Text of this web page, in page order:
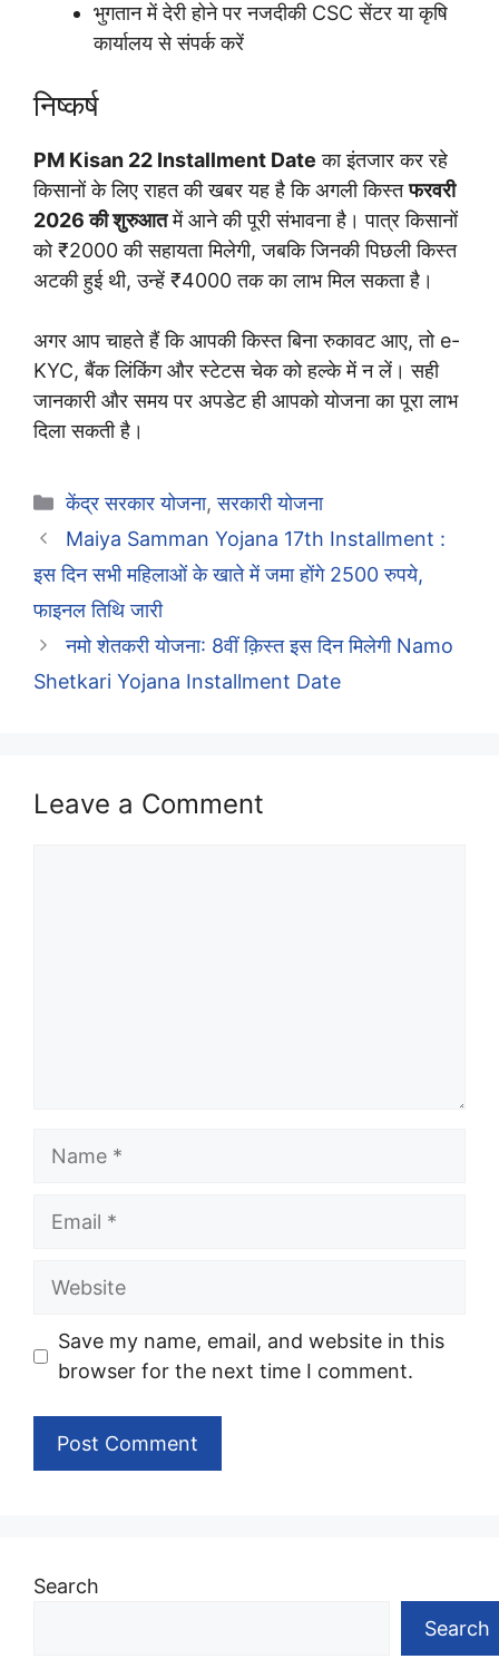
भुगतान में देरी होने पर नजदीकी CSC सेंटर या कृषि
कार्यालय से संपर्क करें
निष्कर्ष
PM Kisan 22 Installment Date का इंतजार कर रहे
किसानों के लिए राहत की खबर यह है कि अगली किस्तफरवरी
2026 की शुरुआतमें आने की पूरी संभावना है। पात्र किसानों
को ₹2000 की सहायता मिलेगी, जबकि जिनकी पिछली किस्त
अटकी हुई थी, उन्हें ₹4000 तक का लाभ मिल सकता है।
अगर आप चाहते हैं कि आपकी किस्त बिना रुकावट आए, तो e-
KYC, बैंक लिंकिंग और स्टेटस चेक को हल्के में न लें। सही
जानकारी और समय पर अपडेट ही आपको योजना का पूरा लाभ
दिला सकती है।
Categories
केंद्र सरकार योजना,सरकारी योजना
Maiya Samman Yojana 17th Installment :
इस दिन सभी महिलाओं के खाते में जमा होंगे 2500 रुपये,
फाइनल तिथि जारी
नमो शेतकरी योजना: 8वीं क़िस्त इस दिन मिलेगी Namo
Shetkari Yojana Installment Date
Leave a Comment
Name
Email
Website
Save my name, email, and website in this
browser for the next time I comment.
Search
Search